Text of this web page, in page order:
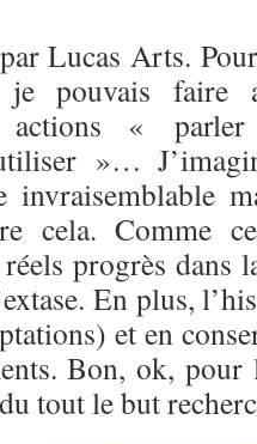
Lucas Arts.
pouvais faire
actions «
»…
invraisemblable
cela. Comme
réels progrès dans
En plus,
et en
Bon, ok, pour
tout le but